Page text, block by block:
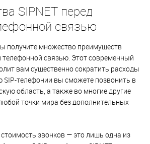
SIPNET перед
связью
получите множество преимуществ
телефонной связью. Этот современный
вам существенно сократить расходы
телефонии вы сможете позвонить в
область, а также во многие другие
точки мира без дополнительных
звонков — это лишь одна из